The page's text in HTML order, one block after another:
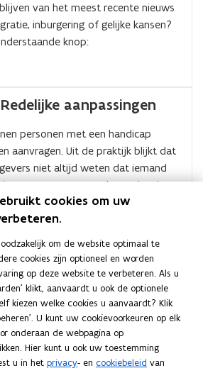
van het meest recente nieuws
inburgering of gelijke kansen?
knop:
aanpassingen
personen met een handicap
aanvragen. Uit de praktijk blijkt dat
niet altijd weten dat iemand
vraagt, en wat de regelgeving
modelformulier
met ons op
cookies om uw
om de website optimaal te
cookies zijn optioneel en worden
op deze website te verbeteren. Als u
klikt, aanvaardt u ook de optionele
kiezen welke cookies u aanvaardt? Klik
U kunt uw cookievoorkeuren op elk
onderaan de webpagina op
Hier kunt u ook uw toestemming
u in het privacy- en cookiebeleid van